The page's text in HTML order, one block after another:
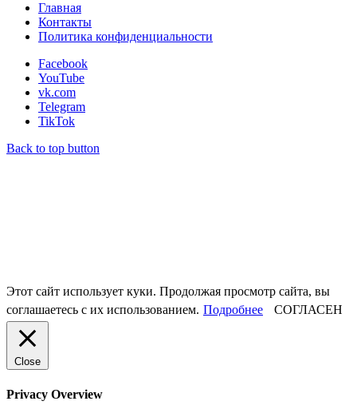
Главная
Контакты
Политика конфиденциальности
Facebook
YouTube
vk.com
Telegram
TikTok
Back to top button
Этот сайт использует куки. Продолжая просмотр сайта, вы
соглашаетесь с их использованием. Подробнее СОГЛАСЕН
Close
Privacy Overview